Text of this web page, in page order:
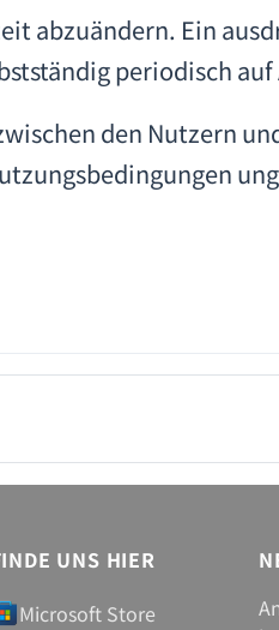
abzuändern. Ein
periodisch
den Nutzern
UNS HIER
Microsoft Store